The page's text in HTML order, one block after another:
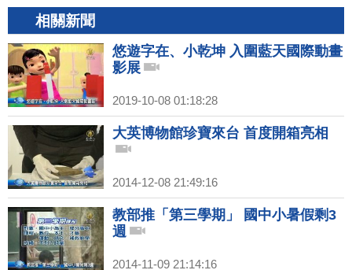
相關新聞
悠遊字在、小乾坤 入圍藍天國際動畫
影展
2019-10-08 01:18:28
大英博物館珍寶來台 首度開箱亮相
2014-12-08 21:49:16
教部推「第三學期」 國中小暑假剩3
週
2014-11-09 21:14:16